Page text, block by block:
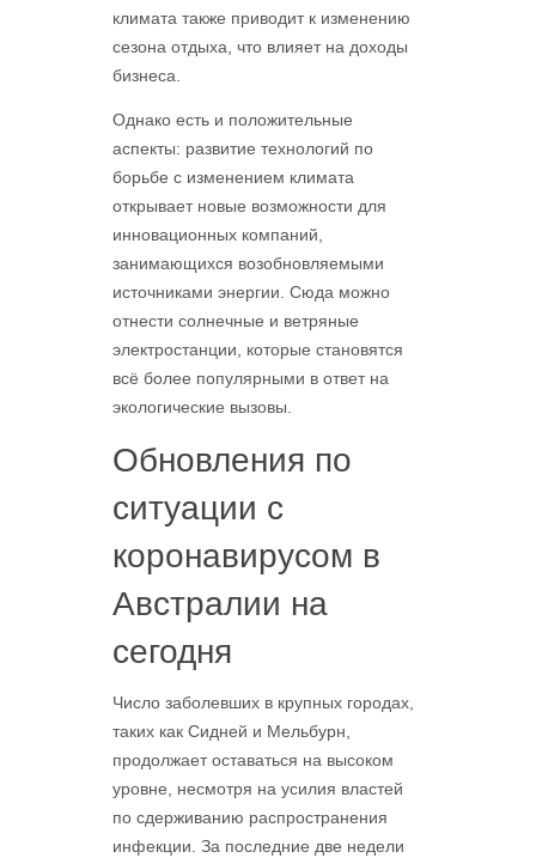
климата также приводит к изменению
сезона отдыха, что влияет на доходы
бизнеса.
Однако есть и положительные
аспекты: развитие технологий по
борьбе с изменением климата
открывает новые возможности для
инновационных компаний,
занимающихся возобновляемыми
источниками энергии. Сюда можно
отнести солнечные и ветряные
электростанции, которые становятся
всё более популярными в ответ на
экологические вызовы.
Обновления по
ситуации с
коронавирусом в
Австралии на
сегодня
Число заболевших в крупных городах,
таких как Сидней и Мельбурн,
продолжает оставаться на высоком
уровне, несмотря на усилия властей
по сдерживанию распространения
инфекции. За последние две недели